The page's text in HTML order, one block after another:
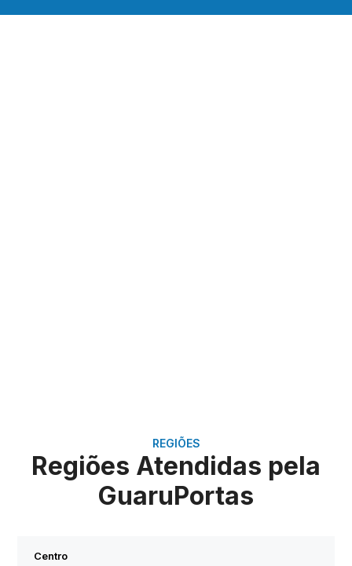
REGIÕES
Regiões Atendidas pela
GuaruPortas
Centro